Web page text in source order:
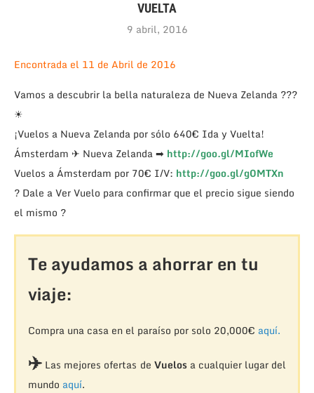
VUELTA
9 abril, 2016
Encontrada el 11 de Abril de 2016
Vamos a descubrir la bella naturaleza de Nueva Zelanda ???
☀
¡Vuelos a Nueva Zelanda por sólo 640€ Ida y Vuelta!
Ámsterdam ✈ Nueva Zelanda ➡ http://goo.gl/MIofWe
Vuelos a Ámsterdam por 70€ I/V: http://goo.gl/g0MTXn
? Dale a Ver Vuelo para confirmar que el precio sigue siendo
el mismo ?
Te ayudamos a ahorrar en tu
viaje:
Compra una casa en el paraíso por solo 20,000€ aquí.
✈️Las mejores ofertas de Vuelosa cualquier lugar del
mundo aquí.